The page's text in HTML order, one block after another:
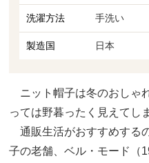
洗濯方法 手洗い
製造国 日本
ニット帽子は冬のおしゃ
っては野暮ったく見えてし
通販生活がおすすめする
子の老舗、ベル・モード（